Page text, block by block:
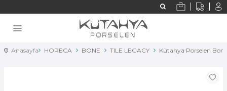
Anasayfa HORECA BONE TILE LEGACY Kütahya Porselen